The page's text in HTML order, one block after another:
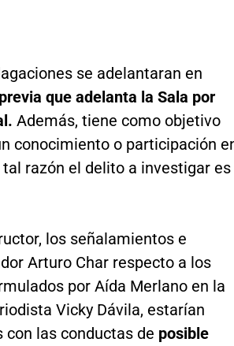
se adelantaran en
que adelanta la Sala por
Además, tiene como objetivo
conocimiento o participación
razón el delito a investigar es
los señalamientos e
Arturo Char respecto a los
por Aída Merlano en la
Vicky Dávila, estarían
las conductas de posible